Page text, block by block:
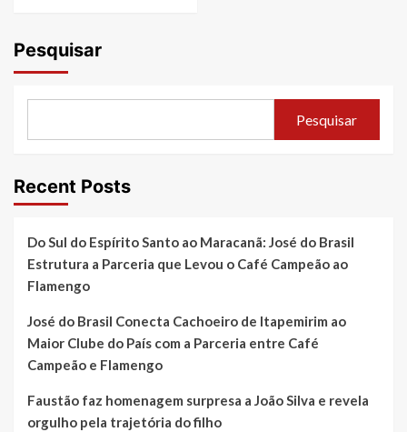
Pesquisar
Pesquisar
Recent Posts
Do Sul do Espírito Santo ao Maracanã: José do Brasil
Estrutura a Parceria que Levou o Café Campeão ao
Flamengo
José do Brasil Conecta Cachoeiro de Itapemirim ao
Maior Clube do País com a Parceria entre Café
Campeão e Flamengo
Faustão faz homenagem surpresa a João Silva e revela
orgulho pela trajetória do filho